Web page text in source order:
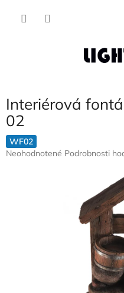
Interiérová
02
WF02
Priemerné
Neohodnotené Podrobnosti